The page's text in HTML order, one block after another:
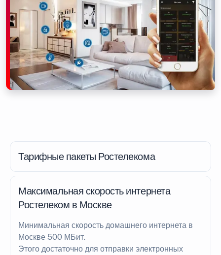
Тарифные пакеты Ростелекома
Максимальная скорость интернета
Ростелеком в Москве
Минимальная скорость домашнего интернета в
Москве 500 МБит.
Этого достаточно для отправки электронных